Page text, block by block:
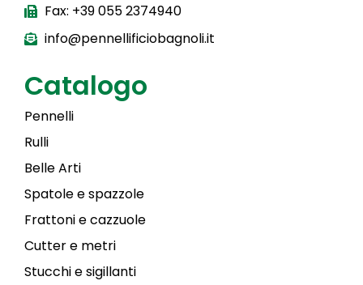
Fax: +39 055 2374940
info@pennellificiobagnoli.it
Catalogo
Pennelli
Rulli
Belle Arti
Spatole e spazzole
Frattoni e cazzuole
Cutter e metri
Stucchi e sigillanti